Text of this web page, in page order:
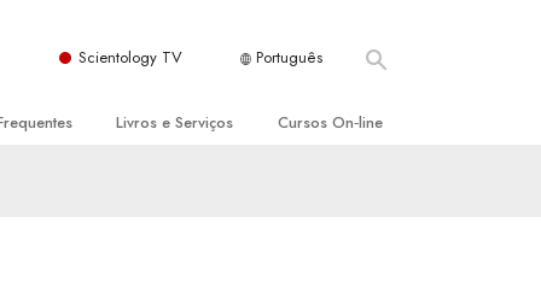
Scientology TV Português
Livros e Serviços Cursos On‑line